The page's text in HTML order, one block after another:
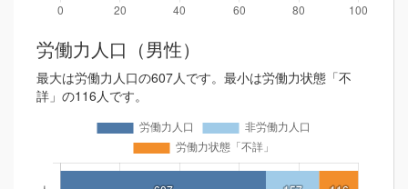
労働力人口（男性）
最大は労働力人口の607人です。最小は労働力状態「不
詳」の116人です。